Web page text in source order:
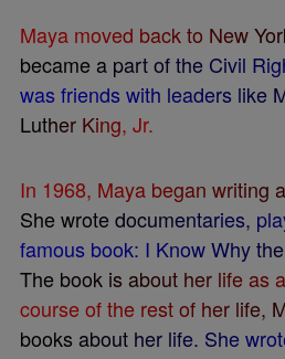
Maya moved backto NewYor
becamea partofthe Civil Rig
was friends with leaders like
Luther King, Jr.
In 1968, Maya began writing a
Shewrotedocumentaries, pla
famous book: I KnowWhythe
The book is about her lifeas a
courseofthe restof her life,
books about her life. Shewrot